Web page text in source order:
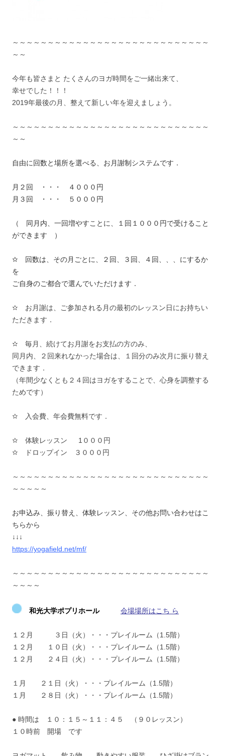
～～～～～～～～～～～～～～～～～～～～～～～～～～～～
～～
今年も皆さまと たくさんのヨガ時間をご一緒出来て、
幸せでした！！！
2019年最後の月、整えて新しい年を迎えましょう。
～～～～～～～～～～～～～～～～～～～～～～～～～～～～
～～
自由に回数と場所を選べる、お月謝制システムです．
月２回 ・・・ ４０００円
月３回 ・・・ ５０００円
（ 同月内、一回増やすことに、１回１０００円で受けること
ができます ）
✫ 回数は、その月ごとに、２回、３回、４回、、、にするか
を
ご自身のご都合で選んでいただけます．
✫ お月謝は、ご参加される月の最初のレッスン日にお持ちい
ただきます．
✫ 毎月、続けてお月謝をお支払の方のみ、
同月内、２回来れなかった場合は、１回分のみ次月に振り替え
できます．
（年間少なくとも２４回はヨガをすることで、心身を調整する
ためです）
✫ 入会費、年会費無料です．
✫ 体験レッスン 1０００円
✫ ドロップイン ３０００円
～～～～～～～～～～～～～～～～～～～～～～～～～～～～
～～～～～
お申込み、振り替え、体験レッスン、その他お問い合わせはこ
ちらから
↓↓↓
https://yogafield.net/mf/
～～～～～～～～～～～～～～～～～～～～～～～～～～～～
～～～～
和光大学ポプリホール 会場場所はこち ら
１２月 ３日（火）・・・プレイルーム（1.5階）
１２月 １０日（火）・・・プレイルーム（1.5階）
１２月 ２４日（火）・・・プレイルーム（1.5階）
１月 ２１日（火）・・・プレイルーム（1.5階）
１月 ２８日（火）・・・プレイルーム（1.5階）
● 時間は １０：１５～１１：４５ （９０レッスン）
１０時前 開場 です